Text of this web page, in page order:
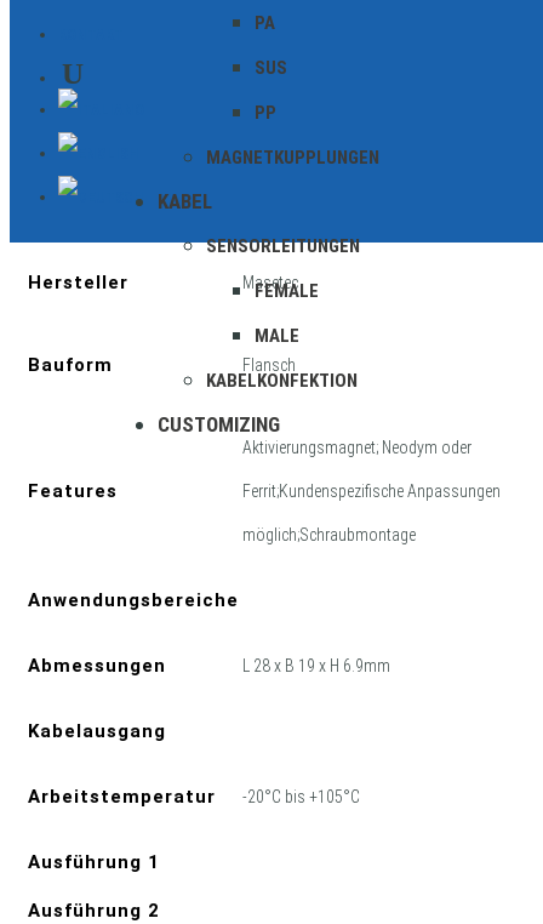
PA
SUS
PP
MAGNETKUPPLUNGEN
KABEL
SENSORLEITUNGEN
FEMALE
MALE
KABELKONFEKTION
CUSTOMIZING
Zusätzliche Informationen
Hersteller Masetec
Bauform Flansch
Features
Aktivierungsmagnet; Neodym oder
Ferrit;Kundenspezifische Anpassungen
möglich;Schraubmontage
Anwendungsbereiche
Abmessungen L 28 x B 19 x H 6.9mm
Kabelausgang
Arbeitstemperatur -20°C bis +105°C
Ausführung 1
Ausführung 2